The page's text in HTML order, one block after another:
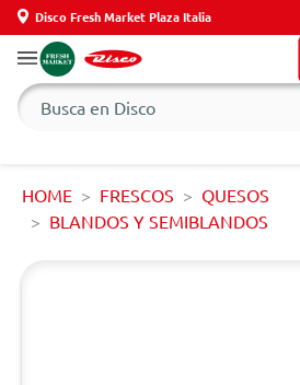
Disco Fresh Market Plaza Italia
HOME FRESCOS
QUESOS
BLANDOS Y SEMIBLANDOS